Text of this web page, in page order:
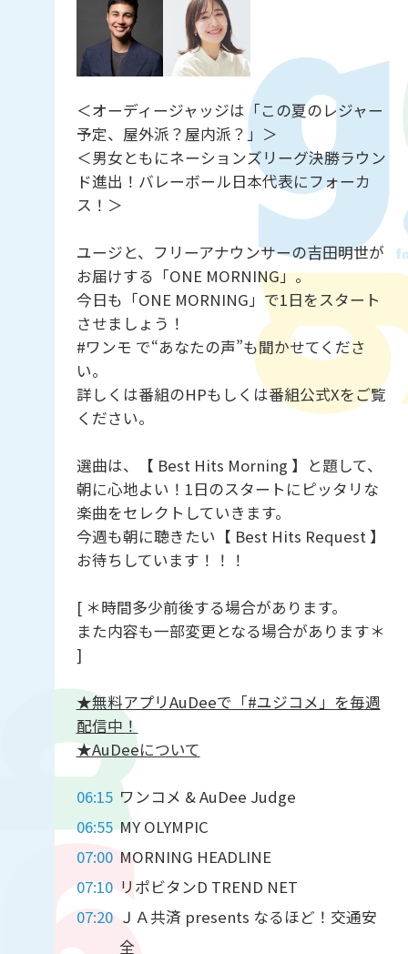
＜オーディージャッジは「この夏のレジャー
予定、屋外派？屋内派？」＞
＜男女ともにネーションズリーグ決勝ラウン
ド進出！バレーボール日本代表にフォーカ
ス！＞
ユージと、フリーアナウンサーの吉田明世が
お届けする「ONE MORNING」。
今日も「ONE MORNING」で1日をスタート
させましょう！
#ワンモ で“あなたの声”も聞かせてくださ
い。
詳しくは番組のHPもしくは番組公式Xをご覧
ください。
選曲は、【 Best Hits Morning 】と題して、
朝に心地よい！1日のスタートにピッタリな
楽曲をセレクトしていきます。
今週も朝に聴きたい【 Best Hits Request 】
お待ちしています！！！
[ ＊時間多少前後する場合があります。
また内容も一部変更となる場合があります＊
]
★無料アプリAuDeeで「#ユジコメ」を毎週
配信中！
★AuDeeについて
06:15 ワンコメ & AuDee Judge
06:55 MY OLYMPIC
07:00 MORNING HEADLINE
07:10 リポビタンD TREND NET
07:20 ＪＡ共済 presents なるほど！交通安
全